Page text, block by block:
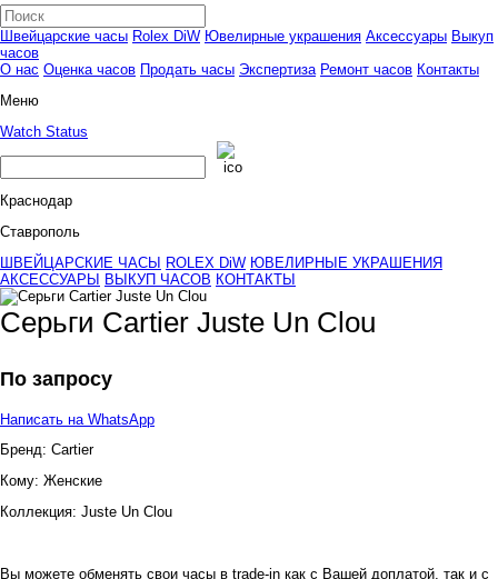
Швейцарские часы Rolex DiW Ювелирные украшения Аксессуары Выкуп
часов
О нас Оценка часов Продать часы Экспертиза Ремонт часов Контакты
Меню
Watch Status
Краснодар
Ставрополь
ШВЕЙЦАРСКИЕ ЧАСЫ
ROLEX DiW ЮВЕЛИРНЫЕ УКРАШЕНИЯ
АКСЕССУАРЫ
ВЫКУП ЧАСОВ КОНТАКТЫ
Серьги Cartier Juste Un Clou
По запросу
Написать на WhatsApp
Бренд: Cartier
Кому: Женские
Коллекция: Juste Un Clou
Вы можете обменять свои часы в trade-in как с Вашей доплатой, так и с